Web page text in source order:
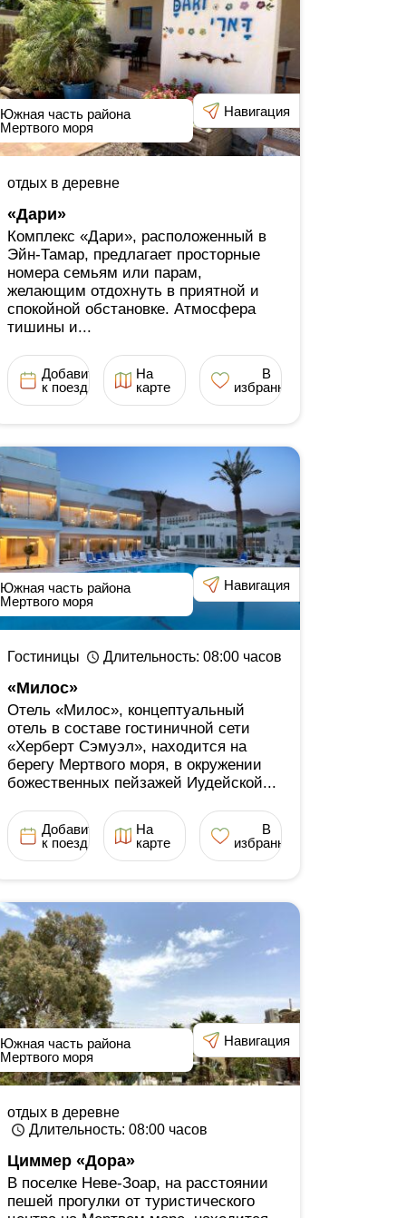
Южная часть района
Мертвого моря
Навигация
отдых в деревне
«Дари»
Комплекс «Дари», расположенный в
Эйн-Тамар, предлагает просторные
номера семьям или парам,
желающим отдохнуть в приятной и
спокойной обстановке. Атмосфера
тишины и...
Добавить
к поездке
На
карте
В
избранное
Южная часть района
Мертвого моря
Навигация
Гостиницы Длительность: 08:00 часов
«Милос»
Отель «Милос», концептуальный
отель в составе гостиничной сети
«Херберт Сэмуэл», находится на
берегу Мертвого моря, в окружении
божественных пейзажей Иудейской...
Добавить
к поездке
На
карте
В
избранное
Южная часть района
Мертвого моря
Навигация
отдых в деревне
Длительность: 08:00 часов
Циммер «Дора»
В поселке Неве-Зоар, на расстоянии
пешей прогулки от туристического